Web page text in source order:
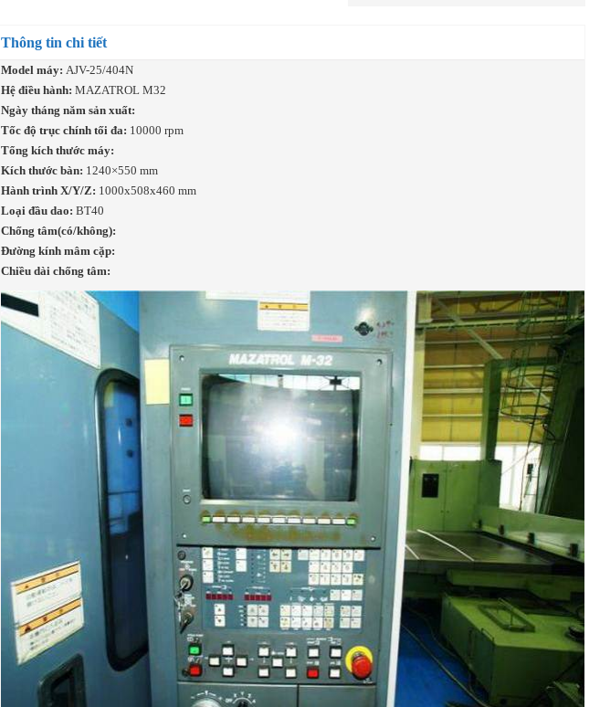
Thông tin chi tiết
Model máy:AJV-25/404N
Hệ điều hành:MAZATROL M32
Ngày tháng năm sản xuất:
Tốc độ trục chính tối đa: 10000 rpm
Tổng kích thước máy:
Kích thước bàn: 1240×550 mm
Hành trình X/Y/Z: 1000x508x460 mm
Loại đầu dao:BT40
Chống tâm(có/không):
Đường kính mâm cặp:
Chiều dài chống tâm: